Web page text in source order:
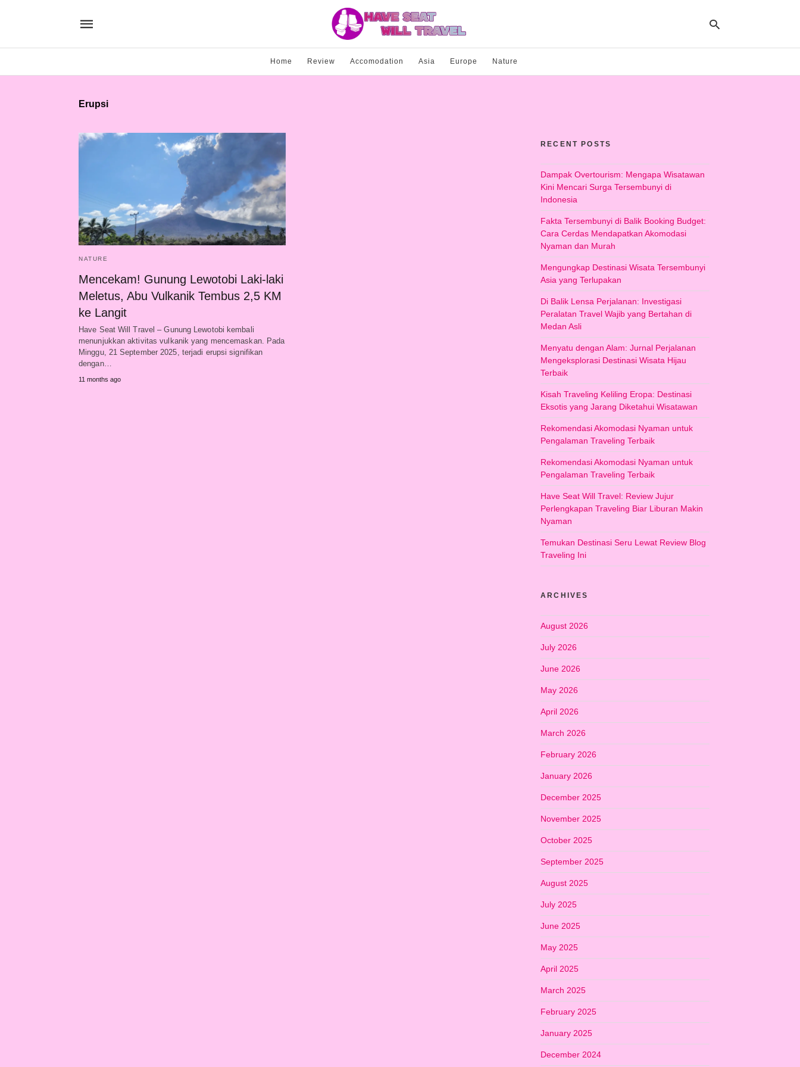
Home Review Accomodation Asia Europe Nature
Erupsi
NATURE
Mencekam! Gunung Lewotobi Laki-laki
Meletus, Abu Vulkanik Tembus 2,5 KM
ke Langit
Have Seat Will Travel – Gunung Lewotobi kembali
menunjukkan aktivitas vulkanik yang mencemaskan. Pada
Minggu, 21 September 2025, terjadi erupsi signifikan
dengan…
11 months ago
RECENT POSTS
Dampak Overtourism: Mengapa Wisatawan
Kini Mencari Surga Tersembunyi di
Indonesia
Fakta Tersembunyi di Balik Booking Budget:
Cara Cerdas Mendapatkan Akomodasi
Nyaman dan Murah
Mengungkap Destinasi Wisata Tersembunyi
Asia yang Terlupakan
Di Balik Lensa Perjalanan: Investigasi
Peralatan Travel Wajib yang Bertahan di
Medan Asli
Menyatu dengan Alam: Jurnal Perjalanan
Mengeksplorasi Destinasi Wisata Hijau
Terbaik
Kisah Traveling Keliling Eropa: Destinasi
Eksotis yang Jarang Diketahui Wisatawan
Rekomendasi Akomodasi Nyaman untuk
Pengalaman Traveling Terbaik
Rekomendasi Akomodasi Nyaman untuk
Pengalaman Traveling Terbaik
Have Seat Will Travel: Review Jujur
Perlengkapan Traveling Biar Liburan Makin
Nyaman
Temukan Destinasi Seru Lewat Review Blog
Traveling Ini
ARCHIVES
August 2026
July 2026
June 2026
May 2026
April 2026
March 2026
February 2026
January 2026
December 2025
November 2025
October 2025
September 2025
August 2025
July 2025
June 2025
May 2025
April 2025
March 2025
February 2025
January 2025
December 2024